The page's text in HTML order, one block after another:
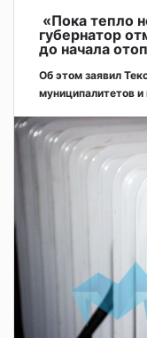
«Пока тепло
губернатор
до начала
Об этом заявил
муниципалитетов